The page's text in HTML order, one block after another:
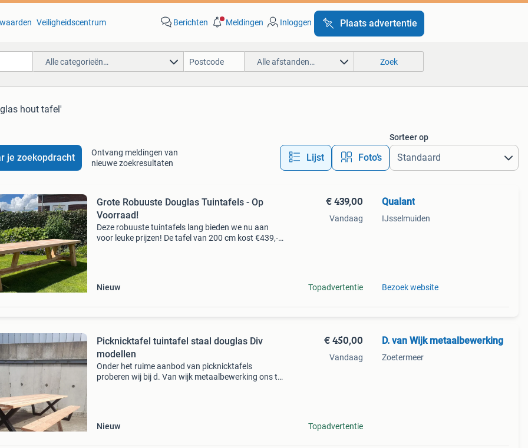
Veiligheidscentrum Berichten Meldingen Inloggen Plaats advertentie
Alle categorieën… Alle afstanden… Zoek
hout tafel'
je zoekopdracht
Ontvang meldingen van
nieuwe zoekresultaten
Lijst Foto’s
Sorteer op
Grote Robuuste Douglas Tuintafels - Op
Voorraad!
Deze robuuste tuintafels lang bieden we nu aan
voor leuke prijzen! De tafel van 200 cm kost €439,-
Nieuw
€ 439,00
Vandaag
Topadvertentie
Qualant
IJsselmuiden
Bezoek website
Picknicktafel tuintafel staal douglas Div
modellen
Onder het ruime aanbod van picknicktafels
proberen wij bij d. Van wijk metaalbewerking ons te
Nieuw
€ 450,00
Vandaag
Topadvertentie
D. van Wijk metaalbewerking
Zoetermeer